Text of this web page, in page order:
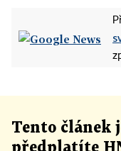
Tento článek
předplatíte